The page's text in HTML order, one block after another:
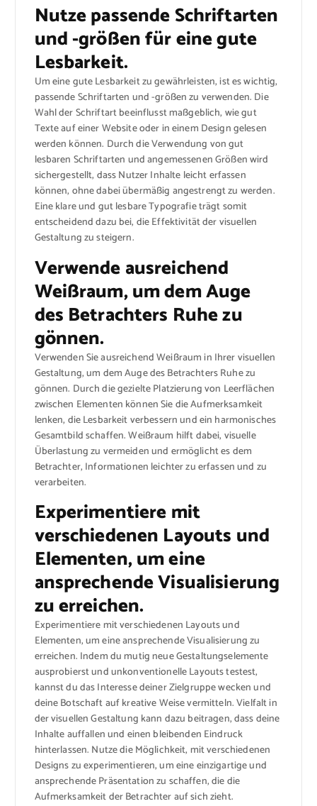
Nutze passende Schriftarten
und -größen für eine gute
Lesbarkeit.
Um eine gute Lesbarkeit zu gewährleisten, ist es wichtig,
passende Schriftarten und -größen zu verwenden. Die
Wahl der Schriftart beeinflusst maßgeblich, wie gut
Texte auf einer Website oder in einem Design gelesen
werden können. Durch die Verwendung von gut
lesbaren Schriftarten und angemessenen Größen wird
sichergestellt, dass Nutzer Inhalte leicht erfassen
können, ohne dabei übermäßig angestrengt zu werden.
Eine klare und gut lesbare Typografie trägt somit
entscheidend dazu bei, die Effektivität der visuellen
Gestaltung zu steigern.
Verwende ausreichend
Weißraum, um dem Auge
des Betrachters Ruhe zu
gönnen.
Verwenden Sie ausreichend Weißraum in Ihrer visuellen
Gestaltung, um dem Auge des Betrachters Ruhe zu
gönnen. Durch die gezielte Platzierung von Leerflächen
zwischen Elementen können Sie die Aufmerksamkeit
lenken, die Lesbarkeit verbessern und ein harmonisches
Gesamtbild schaffen. Weißraum hilft dabei, visuelle
Überlastung zu vermeiden und ermöglicht es dem
Betrachter, Informationen leichter zu erfassen und zu
verarbeiten.
Experimentiere mit
verschiedenen Layouts und
Elementen, um eine
ansprechende Visualisierung
zu erreichen.
Experimentiere mit verschiedenen Layouts und
Elementen, um eine ansprechende Visualisierung zu
erreichen. Indem du mutig neue Gestaltungselemente
ausprobierst und unkonventionelle Layouts testest,
kannst du das Interesse deiner Zielgruppe wecken und
deine Botschaft auf kreative Weise vermitteln. Vielfalt in
der visuellen Gestaltung kann dazu beitragen, dass deine
Inhalte auffallen und einen bleibenden Eindruck
hinterlassen. Nutze die Möglichkeit, mit verschiedenen
Designs zu experimentieren, um eine einzigartige und
ansprechende Präsentation zu schaffen, die die
Aufmerksamkeit der Betrachter auf sich zieht.